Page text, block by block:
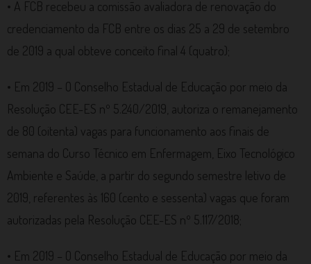
• A FCB recebeu a comissão avaliadora de renovação do
credenciamento da FCB entre os dias 25 a 29 de setembro
de 2019 a qual obteve conceito final 4 (quatro);
• Em 2019 – O Conselho Estadual de Educação por meio da
Resolução CEE-ES nº 5.240/2019, autoriza o remanejamento
de 80 (oitenta) vagas para funcionamento aos finais de
semana do Curso Técnico em Enfermagem, Eixo Tecnológico
Ambiente e Saúde, a partir do segundo semestre letivo de
2019, referentes às 160 (cento e sessenta) vagas que foram
autorizadas pela Resolução CEE-ES nº 5.117/2018;
• Em 2019 – O Conselho Estadual de Educação por meio da